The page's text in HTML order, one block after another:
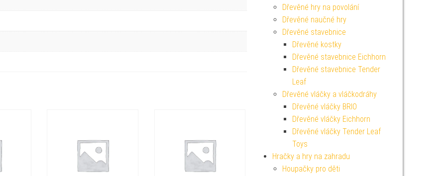
Dřevěné hry na povolání
Dřevěné naučné hry
Dřevěné stavebnice
Dřevěné kostky
Dřevěné stavebnice Eichhorn
Dřevěné stavebnice Tender
Leaf
Dřevěné vláčky a vláčkodráhy
Dřevěné vláčky BRIO
Dřevěné vláčky Eichhorn
Dřevěné vláčky Tender Leaf
Toys
Hračky a hry na zahradu
Houpačky pro děti